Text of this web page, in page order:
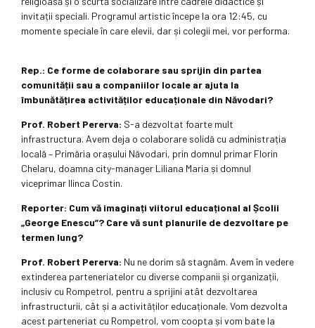
invitații speciali. Programul artistic începe la ora 12:45, cu
momente speciale în care elevii, dar și colegii mei, vor performa.
Rep.: Ce forme de colaborare sau sprijin din partea
comunității sau a companiilor locale ar ajuta la
îmbunătățirea activităților educaționale din Năvodari?
Prof. Robert Pererva: S-a dezvoltat foarte mult
infrastructura. Avem deja o colaborare solidă cu administrația
locală – Primăria orașului Năvodari, prin domnul primar Florin
Chelaru, doamna city-manager Liliana Maria și domnul
viceprimar Ilinca Costin.
Reporter: Cum vă imaginați viitorul educațional al Școlii
„George Enescu”? Care vă sunt planurile de dezvoltare pe
termen lung?
Prof. Robert Pererva: Nu ne dorim să stagnăm. Avem în vedere
extinderea parteneriatelor cu diverse companii și organizații,
inclusiv cu Rompetrol, pentru a sprijini atât dezvoltarea
infrastructurii, cât și a activităților educaționale. Vom dezvolta
acest parteneriat cu Rompetrol, vom coopta și vom bate la